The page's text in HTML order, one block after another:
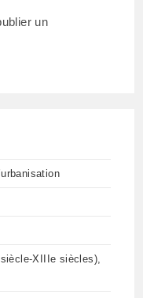
un
XIIIe siècles),